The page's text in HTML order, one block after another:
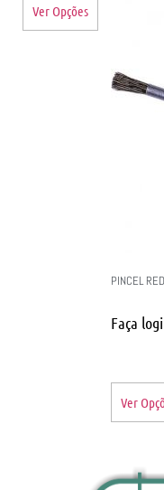
Ver Opções
PINCEL
Faça
Ver